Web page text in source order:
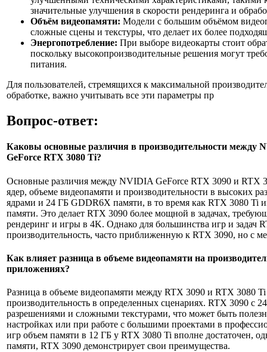
значительные улучшения в скорости рендеринга и
Объём видеопамяти: Модели с большим объёмом
сложные сцены и текстуры, что делает их более
Энергопотребление: При выборе видеокарты стоит
поскольку высокопроизводительные решения могут
питания.
Для пользователей, стремящихся к максимальной
обработке, важно учитывать все эти параметры пр
Вопрос-ответ:
Каковы основные различия в производительности между
GeForce RTX 3080 Ti?
Основные различия между NVIDIA GeForce RTX 3090 и RTX
ядер, объеме видеопамяти и производительности в высоких
ядрами и 24 ГБ GDDR6X памяти, в то время как RTX 3080 Ti
памяти. Это делает RTX 3090 более мощной в задачах,
рендеринг и игры в 4K. Однако для большинства игр и задач
производительность, часто приближенную к RTX 3090, но с
Как влияет разница в объеме видеопамяти на
приложениях?
Разница в объеме видеопамяти между RTX 3090 и RTX 3080
производительность в определенных сценариях. RTX 3090 с
разрешениями и сложными текстурами, что может быть
настройках или при работе с большими проектами в
игр объем памяти в 12 ГБ у RTX 3080 Ti вполне достаточен,
памяти, RTX 3090 демонстрирует свои преимущества.